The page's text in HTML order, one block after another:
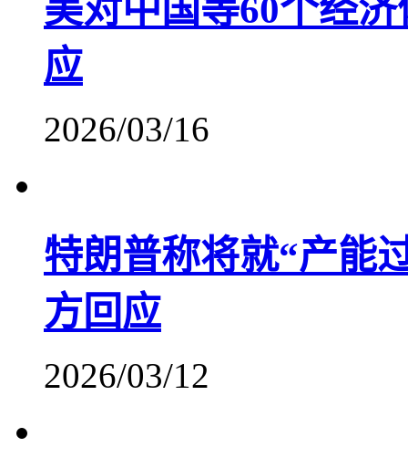
美对中国等60个经
应
2026/03/16
特朗普称将就“产能
方回应
2026/03/12